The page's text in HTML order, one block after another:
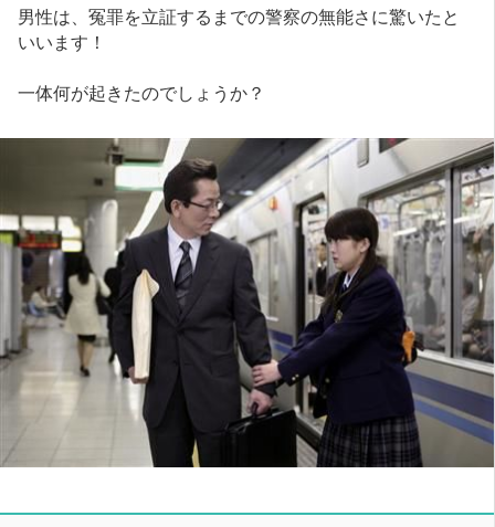
男性は、冤罪を立証するまでの警察の無能さに驚いたと
いいます！
一体何が起きたのでしょうか？